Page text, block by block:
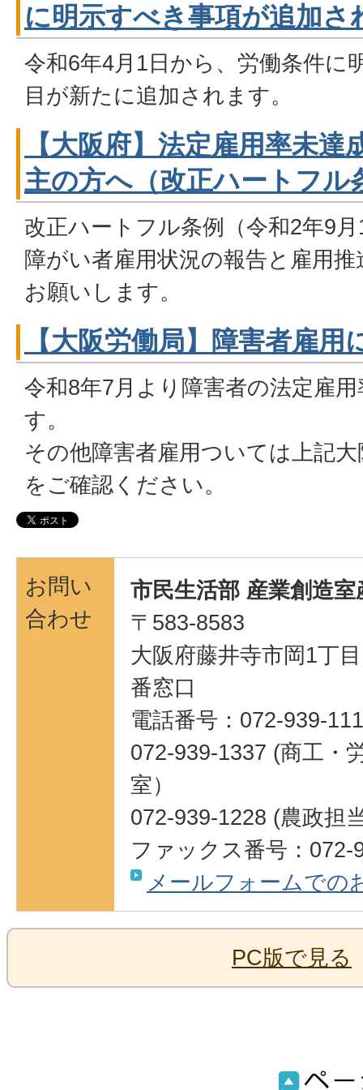
に明示すべき事項が追加さ
令和6年4月1日から、労働条件に
目が新たに追加されます。
【大阪府】法定雇用率未達
主の方へ（改正ハートフル
改正ハートフル条例（令和2年9
障がい者雇用状況の報告と雇用
お願いします。
【大阪労働局】障害者雇用
令和8年7月より障害者の法定雇
す。
その他障害者雇用ついては上記
をご確認ください。
お問い
合わせ
市民生活部 産業創造室
〒583-8583
大阪府藤井寺市岡1丁
番窓口
電話番号：072-939-
072-939-1337 (商工・
室）
072-939-1228 (農政担
ファックス番号：072-
メールフォームでの
PC版で見る